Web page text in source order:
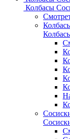
Колбасы